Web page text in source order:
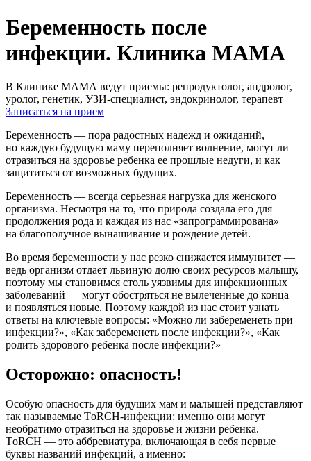
Беременность после
инфекции. Клиника МАМА
В Клинике МАМА ведут приемы: репродуктолог, андролог,
уролог, генетик, УЗИ-специалист, эндокринолог, терапевт
Записаться на прием
Беременность — пора радостных надежд и ожиданий,
но каждую будущую маму переполняет волнение, могут ли
отразиться на здоровье ребенка ее прошлые недуги, и как
защититься от возможных будущих.
Беременность — всегда серьезная нагрузка для женского
организма. Несмотря на то, что природа создала его для
продолжения рода и каждая из нас «запрограммирована»
на благополучное вынашивание и рождение детей.
Во время беременности у нас резко снижается иммунитет —
ведь организм отдает львиную долю своих ресурсов малышу,
поэтому мы становимся столь уязвимы для инфекционных
заболеваний — могут обостряться не вылеченные до конца
и появляться новые. Поэтому каждой из нас стоит узнать
ответы на ключевые вопросы: «Можно ли забеременеть при
инфекции?», «Как забеременеть после инфекции?», «Как
родить здорового ребенка после инфекции?»
Осторожно: опасность!
Особую опасность для будущих мам и малышей представляют
так называемые TоRCH-инфекции: именно они могут
необратимо отразиться на здоровье и жизни ребенка.
TоRCH — это аббревиатура, включающая в себя первые
буквы названий инфекций, а именно: